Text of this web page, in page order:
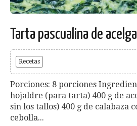
Tarta pascualina de
Recetas
Porciones: 8 porciones
hojaldre (para tarta) 400 g de
sin los tallos) 400 g de calabaza
cebolla...